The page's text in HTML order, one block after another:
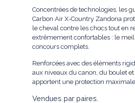
Concentrées de technologies, les
Carbon Air X-Country Zandona
le cheval contre les chocs tout en
extrêmement confortables : le
concours complets.
Renforcées avec des éléments
aux niveaux du canon, du boulet
apportent une protection
Vendues par paires.